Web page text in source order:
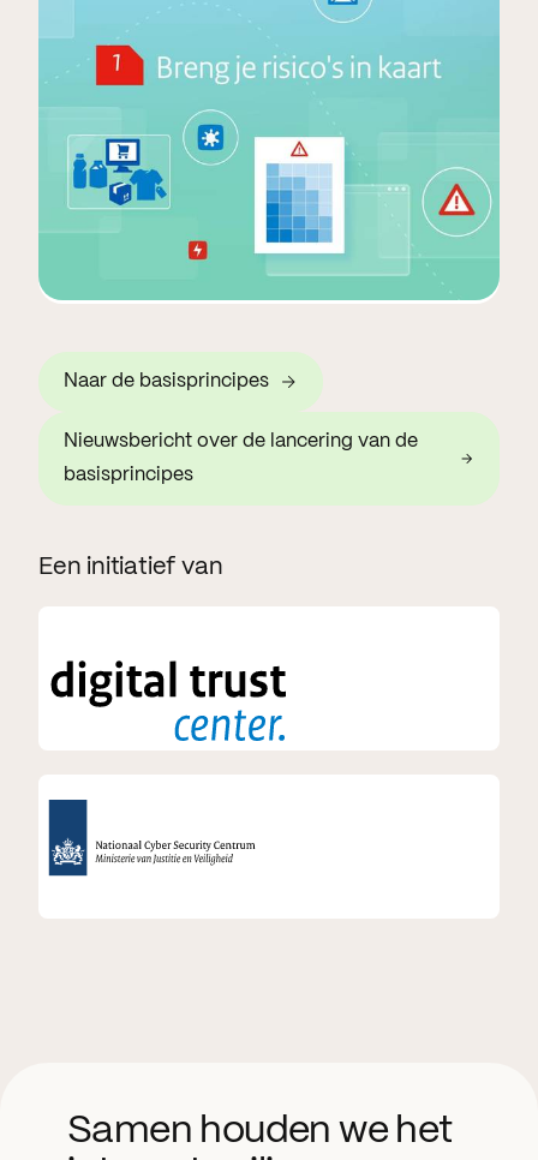
Naar de basisprincipes
Nieuwsbericht over de lancering van de
basisprincipes
Een initiatief van
Samen houden we het